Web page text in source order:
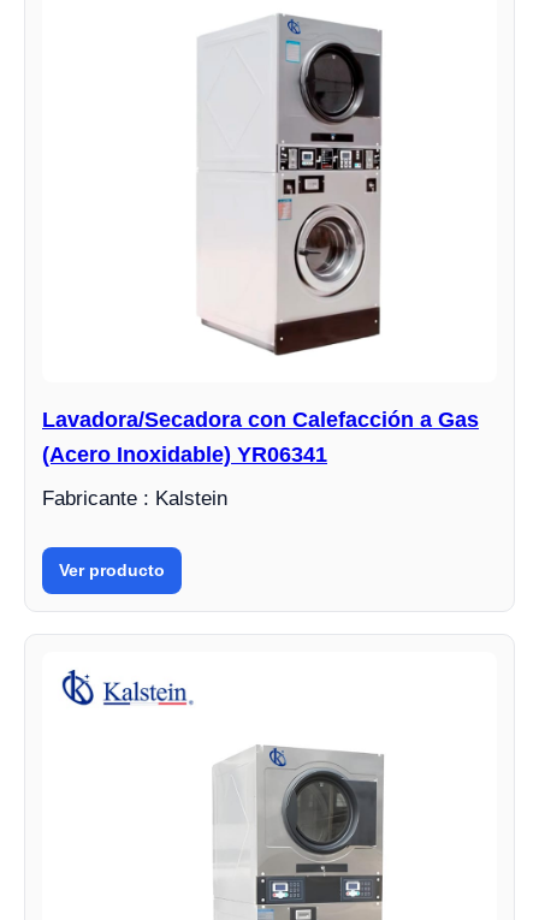
Lavadora/Secadora con Calefacción a Gas
(Acero Inoxidable) YR06341
Fabricante : Kalstein
Ver producto